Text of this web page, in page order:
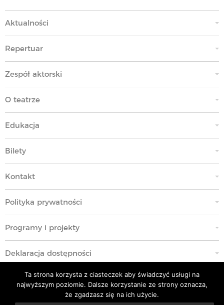
Aktualności
Repertuar
Zespół aktorski
O teatrze
Edukacja
Bilety
Kontakt
Polityka prywatności
Programy i projekty
Deklaracja dostępności
Standardy Ochrony Małoletnich
Ta strona korzysta z ciasteczek aby świadczyć usługi na
najwyższym poziomie. Dalsze korzystanie ze strony oznacza,
że zgadzasz się na ich użycie.